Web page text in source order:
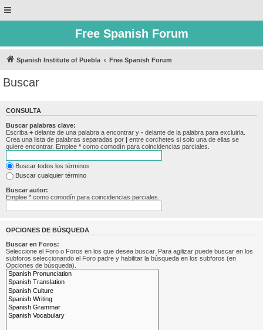
Free Spanish Forum
Spanish Institute of Puebla Free Spanish Forum
Buscar
CONSULTA
Buscar palabras clave:
Escriba + delante de una palabra a encontrar y - delante de la palabra para excluirla.
Crea una lista de palabras separadas por | entre corchetes si solo una de ellas se
quiere encontrar. Emplee * como comodín para coincidencias parciales.
Buscar todos los términos
Buscar cualquier término
Buscar autor:
Emplee * como comodín para coincidencias parciales.
OPCIONES DE BÚSQUEDA
Buscar en Foros:
Seleccione el Foro o Foros en los que desea buscar. Para agilizar puede buscar en los
subforos seleccionando el Foro padre y habilitar la búsqueda en los subforos (en
Opciones de búsqueda).